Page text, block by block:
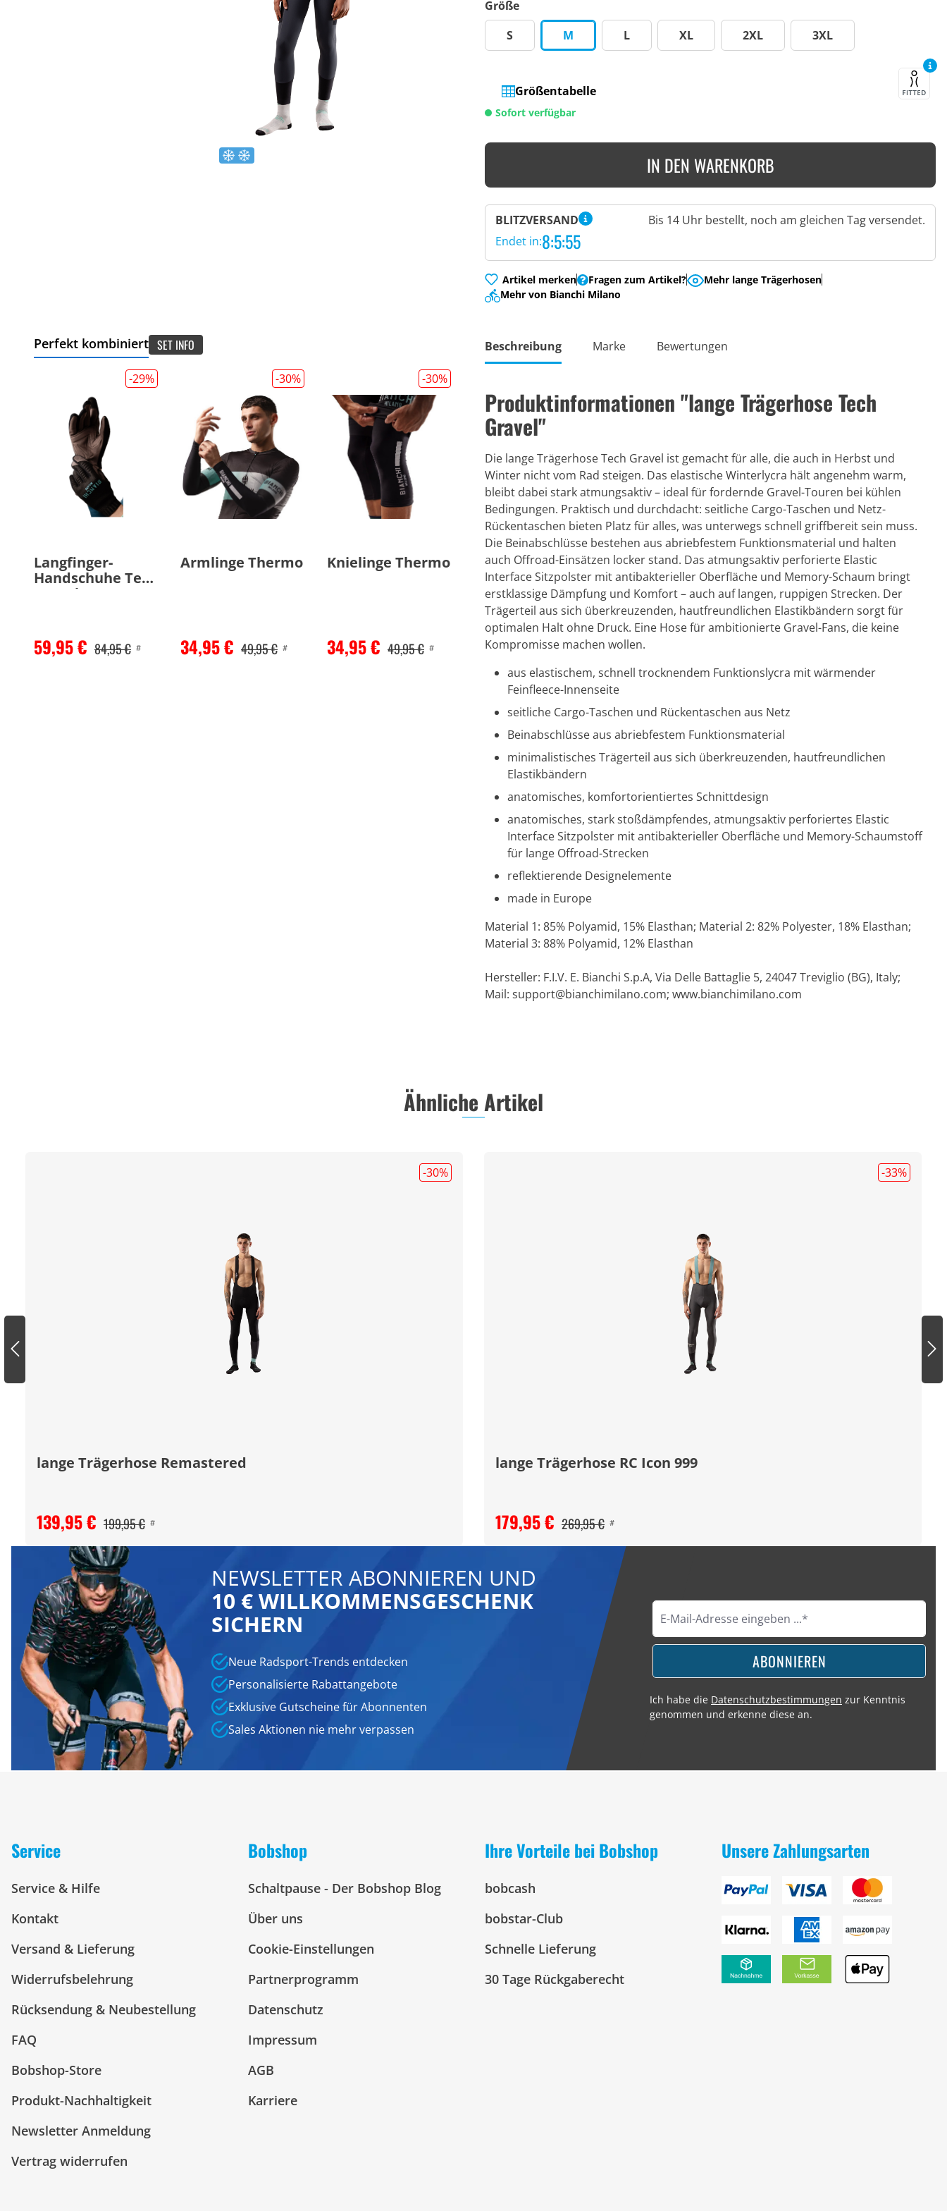
Größe
S
M L XL 2XL 3XL
Größentabelle
Sofort verfügbar
IN DEN WARENKORB
BLITZVERSAND
Bis 14 Uhr bestellt, noch am gleichen Tag versendet.
Endet in:8:5:54
Artikel merken Fragen zum Artikel?
Mehr lange Trägerhosen
Mehr von Bianchi Milano
Perfekt kombiniert SET INFO
-29%
Langfinger-
Handschuhe Tech
Gravel
59,95 € 84,95 € #
-30%
Armlinge Thermo
34,95 € 49,95 € #
-30%
Knielinge Thermo
34,95 € 49,95 € #
Beschreibung Marke Bewertungen
Produktinformationen "lange Trägerhose Tech
Gravel"
Die lange Trägerhose Tech Gravel ist gemacht für alle, die auch in Herbst und
Winter nicht vom Rad steigen. Das elastische Winterlycra hält angenehm warm,
bleibt dabei stark atmungsaktiv – ideal für fordernde Gravel-Touren bei kühlen
Bedingungen. Praktisch und durchdacht: seitliche Cargo-Taschen und Netz-
Rückentaschen bieten Platz für alles, was unterwegs schnell griffbereit sein muss.
Die Beinabschlüsse bestehen aus abriebfestem Funktionsmaterial und halten
auch Offroad-Einsätzen locker stand. Das atmungsaktiv perforierte Elastic
Interface Sitzpolster mit antibakterieller Oberfläche und Memory-Schaum bringt
erstklassige Dämpfung und Komfort – auch auf langen, ruppigen Strecken. Der
Trägerteil aus sich überkreuzenden, hautfreundlichen Elastikbändern sorgt für
optimalen Halt ohne Druck. Eine Hose für ambitionierte Gravel-Fans, die keine
Kompromisse machen wollen.
aus elastischem, schnell trocknendem Funktionslycra mit wärmender
Feinfleece-Innenseite
seitliche Cargo-Taschen und Rückentaschen aus Netz
Beinabschlüsse aus abriebfestem Funktionsmaterial
minimalistisches Trägerteil aus sich überkreuzenden, hautfreundlichen
Elastikbändern
anatomisches, komfortorientiertes Schnittdesign
anatomisches, stark stoßdämpfendes, atmungsaktiv perforiertes Elastic
Interface Sitzpolster mit antibakterieller Oberfläche und Memory-Schaumstoff
für lange Offroad-Strecken
reflektierende Designelemente
made in Europe
Material 1: 85% Polyamid, 15% Elasthan; Material 2: 82% Polyester, 18% Elasthan;
Material 3: 88% Polyamid, 12% Elasthan
Hersteller: F.I.V. E. Bianchi S.p.A, Via Delle Battaglie 5, 24047 Treviglio (BG), Italy;
Mail: support@bianchimilano.com; www.bianchimilano.com
Ähnliche Artikel
-30%
lange Trägerhose Remastered
139,95 € 199,95 € #
-33%
lange Trägerhose RC Icon 999
179,95 € 269,95 € #
NEWSLETTER ABONNIEREN UND
10 € WILLKOMMENSGESCHENK
SICHERN
Neue Radsport-Trends entdecken
Personalisierte Rabattangebote
Exklusive Gutscheine für Abonnenten
Sales Aktionen nie mehr verpassen
ABONNIEREN
Ich habe die Datenschutzbestimmungen zur Kenntnis
genommen und erkenne diese an.
Service
Service & Hilfe
Kontakt
Versand & Lieferung
Widerrufsbelehrung
Rücksendung & Neubestellung
FAQ
Bobshop-Store
Produkt-Nachhaltigkeit
Newsletter Anmeldung
Vertrag widerrufen
Bobshop
Schaltpause - Der Bobshop Blog
Über uns
Cookie-Einstellungen
Partnerprogramm
Datenschutz
Impressum
AGB
Karriere
Ihre Vorteile bei Bobshop
bobcash
bobstar-Club
Schnelle Lieferung
30 Tage Rückgaberecht
Unsere Zahlungsarten